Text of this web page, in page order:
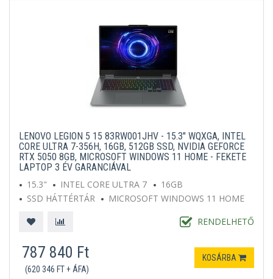
LENOVO LEGION 5 15 83RW001JHV - 15.3" WQXGA, INTEL
CORE ULTRA 7-356H, 16GB, 512GB SSD, NVIDIA GEFORCE
RTX 5050 8GB, MICROSOFT WINDOWS 11 HOME - FEKETE
LAPTOP 3 ÉV GARANCIÁVAL
15.3"
INTEL CORE ULTRA 7
16GB
SSD HÁTTÉRTÁR
MICROSOFT WINDOWS 11 HOME
RENDELHETŐ
787 840 Ft
(620 346 FT + ÁFA)
KOSÁRBA